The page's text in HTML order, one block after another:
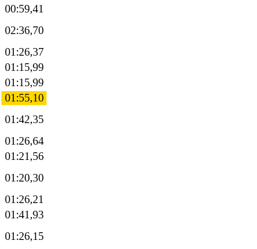
00:59,41
02:36,70
01:26,37
01:15,99
01:15,99
01:55,10
01:42,35
01:26,64
01:21,56
01:20,30
01:26,21
01:41,93
01:26,15